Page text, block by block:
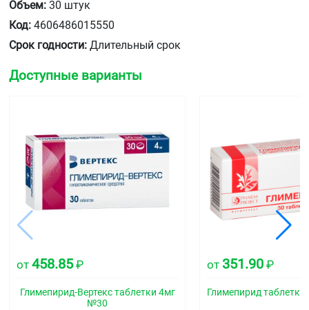
Объем: 30 штук
Код: 4606486015550
Срок годности: Длительный срок
Доступные варианты
от 458.85₽
Глимепирид-Вертекс таблетки 4мг
№30
от 351.90 ₽
Глимепирид